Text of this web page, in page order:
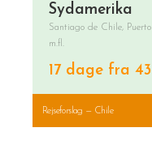
Sydamerika
Santiago de Chile,
m.fl.
17 dage fra
Rejseforslag — Chile